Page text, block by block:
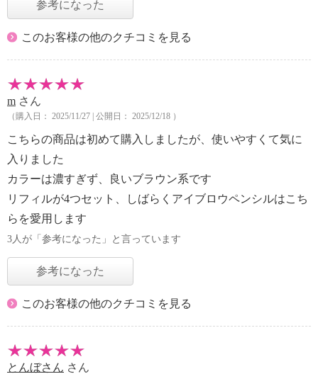
参考になった
このお客様の他のクチコミを見る
m さん
（購入日： 2025/11/27 | 公開日： 2025/12/18 ）
こちらの商品は初めて購入しましたが、使いやすくて気に
入りました
カラーは濃すぎず、良いブラウン系です
リフィルが4つセット、しばらくアイブロウペンシルはこち
らを愛用します
3人が「参考になった」と言っています
参考になった
このお客様の他のクチコミを見る
とんぼさん さん